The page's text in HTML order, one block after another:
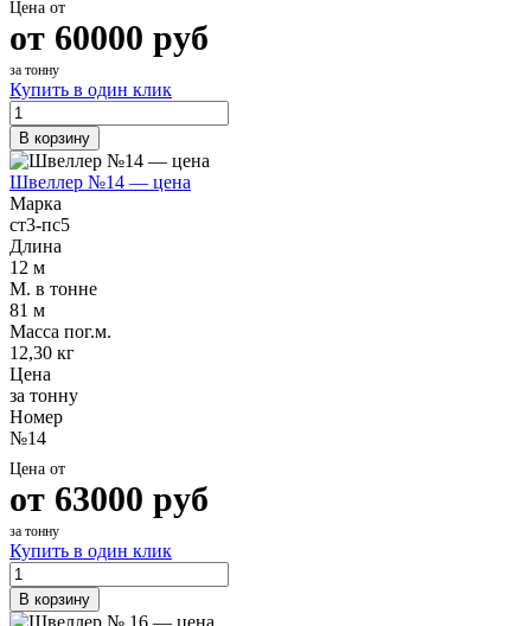
Цена от
от 60000 руб
за тонну
Купить в один клик
В корзину
Швеллер №14 — цена
Марка
ст3-пс5
Длина
12 м
М. в тонне
81 м
Масса пог.м.
12,30 кг
Цена
за тонну
Номер
№14
Цена от
от 63000 руб
за тонну
Купить в один клик
В корзину